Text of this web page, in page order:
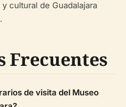
cultural de Guadalajara
Frecuentes
de visita del Museo